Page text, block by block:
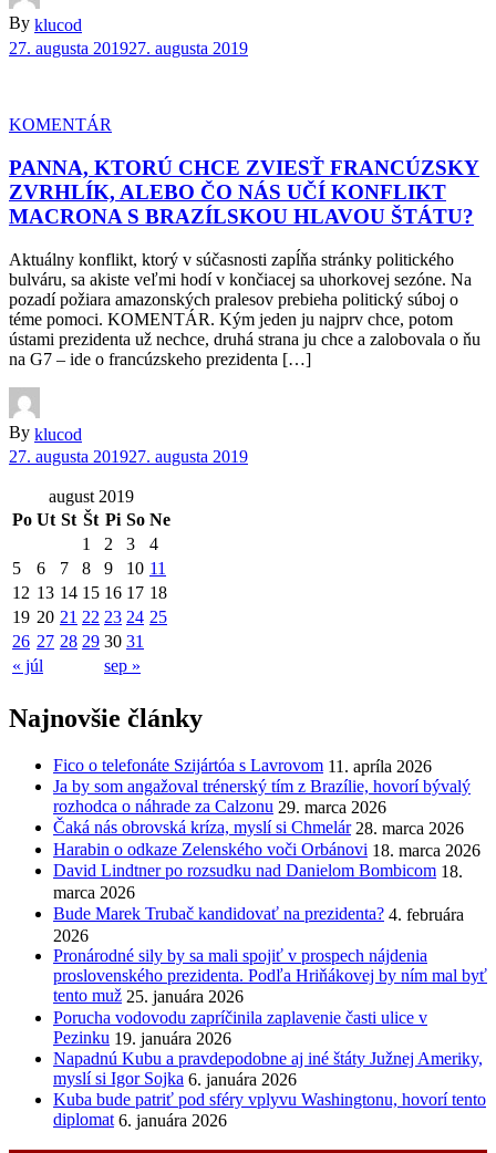
By klucod
27. augusta 201927. augusta 2019
KOMENTÁR
PANNA, KTORÚ CHCE ZVIESŤ FRANCÚZSKY
ZVRHLÍK, ALEBO ČO NÁS UČÍ KONFLIKT
MACRONA S BRAZÍLSKOU HLAVOU ŠTÁTU?
Aktuálny konflikt, ktorý v súčasnosti zapĺňa stránky politického
bulváru, sa akiste veľmi hodí v končiacej sa uhorkovej sezóne. Na
pozadí požiara amazonských pralesov prebieha politický súboj o
téme pomoci. KOMENTÁR. Kým jeden ju najprv chce, potom
ústami prezidenta už nechce, druhá strana ju chce a zalobovala o ňu
na G7 – ide o francúzskeho prezidenta […]
By klucod
27. augusta 201927. augusta 2019
august 2019
Po Ut St Št Pi So Ne
« júl sep »
1 2 3
4
5
6 7 8 9 10 11
12 13 14 15 16 17 18
19 20 21 22 23 24 25
26 27 28 29 30 31
Najnovšie články
Fico o telefonáte Szijártóa s Lavrovom 11. apríla 2026
Ja by som angažoval trénerský tím z Brazílie, hovorí bývalý
rozhodca o náhrade za Calzonu 29. marca 2026
Čaká nás obrovská kríza, myslí si Chmelár 28. marca 2026
Harabin o odkaze Zelenského voči Orbánovi 18. marca 2026
David Lindtner po rozsudku nad Danielom Bombicom 18.
marca 2026
Bude Marek Trubač kandidovať na prezidenta? 4. februára
2026
Pronárodné sily by sa mali spojiť v prospech nájdenia
proslovenského prezidenta. Podľa Hriňákovej by ním mal byť
tento muž 25. januára 2026
Porucha vodovodu zapríčinila zaplavenie časti ulice v
Pezinku 19. januára 2026
Napadnú Kubu a pravdepodobne aj iné štáty Južnej Ameriky,
myslí si Igor Sojka 6. januára 2026
Kuba bude patriť pod sféry vplyvu Washingtonu, hovorí tento
diplomat 6. januára 2026